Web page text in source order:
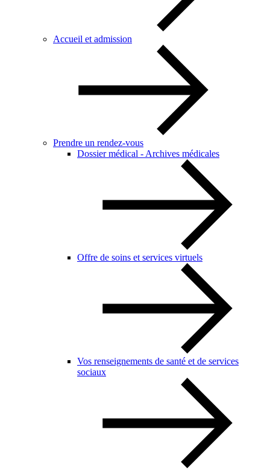
Accueil et admission
Prendre un rendez-vous
Dossier médical - Archives médicales
Offre de soins et services virtuels
Vos renseignements de santé et de services
sociaux